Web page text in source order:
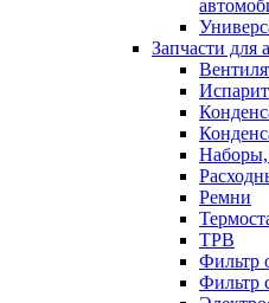
Запчасти для
Ремни
ТРВ
Фильтр
Фильтр